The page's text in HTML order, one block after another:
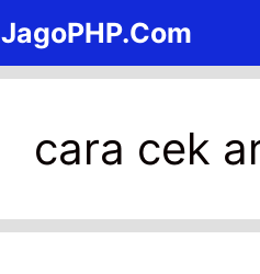
JagoPHP.Com
cara cek